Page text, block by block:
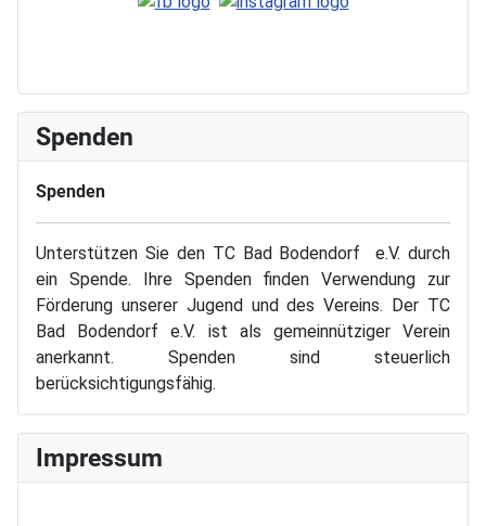
Spenden
Spenden
Unterstützen Sie den TC Bad Bodendorf e.V. durch
ein Spende. Ihre Spenden finden Verwendung zur
Förderung unserer Jugend und des Vereins. Der TC
Bad Bodendorf e.V. ist als gemeinnütziger Verein
anerkannt. Spenden sind steuerlich
berücksichtigungsfähig.
Impressum